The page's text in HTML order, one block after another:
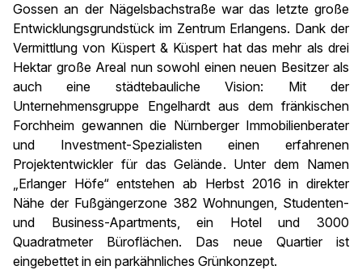
Gossen an der Nägelsbachstraße war das letzte große
Entwicklungsgrundstück im Zentrum Erlangens. Dank der
Vermittlung von Küspert & Küspert hat das mehr als drei
Hektar große Areal nun sowohl einen neuen Besitzer als
auch eine städtebauliche Vision: Mit der
Unternehmensgruppe Engelhardt aus dem fränkischen
Forchheim gewannen die Nürnberger Immobilienberater
und Investment-Spezialisten einen erfahrenen
Projektentwickler für das Gelände. Unter dem Namen
„Erlanger Höfe“ entstehen ab Herbst 2016 in direkter
Nähe der Fußgängerzone 382 Wohnungen, Studenten-
und Business-Apartments, ein Hotel und 3000
Quadratmeter Büroflächen. Das neue Quartier ist
eingebettet in ein parkähnliches Grünkonzept.